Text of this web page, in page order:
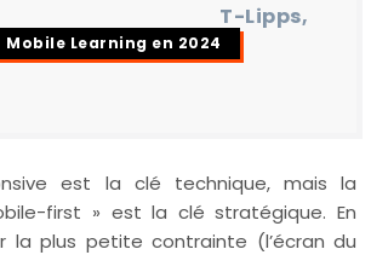
T-Lipps,
Mobile Learning en 2024
est la clé technique, mais la
first » est la clé stratégique. En
la plus petite contrainte (l’écran du